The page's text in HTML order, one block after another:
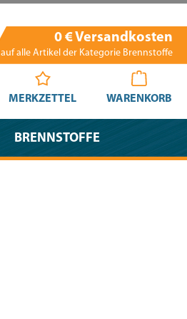
0 € Versandkosten
auf alle Artikel der Kategorie Brennstoffe
MERKZETTEL WARENKORB
BRENNSTOFFE